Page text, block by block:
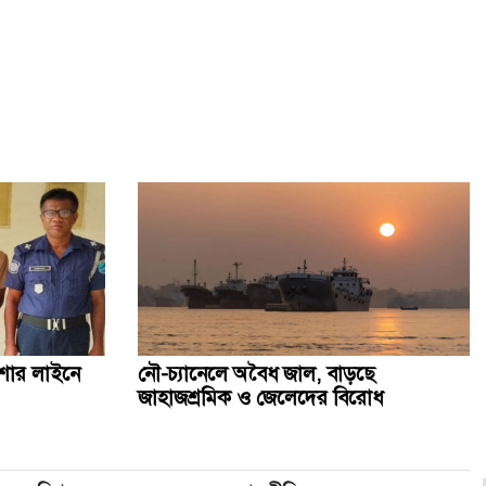
র‍্যাব বিলুপ্ত করে আনা হচ্ছে নতুন বাহিনী, খসড়া আইন প্রকাশ
হাম উপসর্গে আরও ৬ শিশুর মৃত্যু, নতুন আক্রান্ত ৮৬০: স্বাস্থ্য
অধিদপ্তর
সরকারি চিকিৎসক রোগী দেখছিলেন বেসরকারিতে, ধরে ফেললেন
স্বাস্থ্যমন্ত্রী
জনগণের অধিকার আদায়ে ৫ সেপ্টেম্বর ঢাকা-চট্টগ্রাম লংমার্চ:
লাইনে
নৌ-চ্যানেলে অবৈধ জাল, বাড়ছে
জাহাজশ্রমিক ও জেলেদের বিরোধ